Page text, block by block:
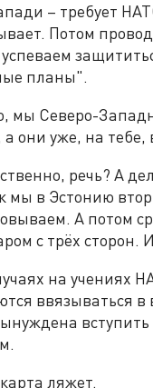
– требует
Потом
планы".
мы Северо-
они уже, на тебе,
речь? А
мы в Эстонию
А потом
с трёх сторон.
на учениях
ввязываться в
ляжет.